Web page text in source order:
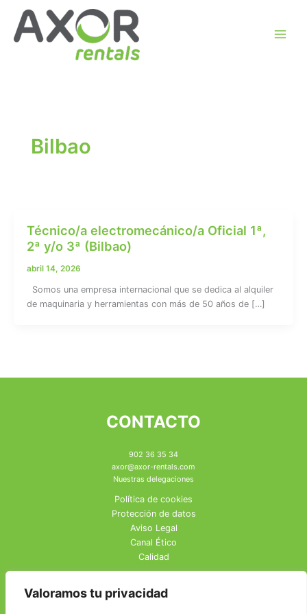
Valoramos tu privacidad
contenido
Bilbao
Técnico/a electromecánico/a Oficial 1ª,
2ª y/o 3ª (Bilbao)
abril 14, 2026
Somos una empresa internacional que se dedica al alquiler
de maquinaria y herramientas con más de 50 años de […]
CONTACTO
902 36 35 34
axor@axor-rentals.com
Nuestras delegaciones
Política de cookies
Protección de datos
Aviso Legal
Canal Ético
Calidad